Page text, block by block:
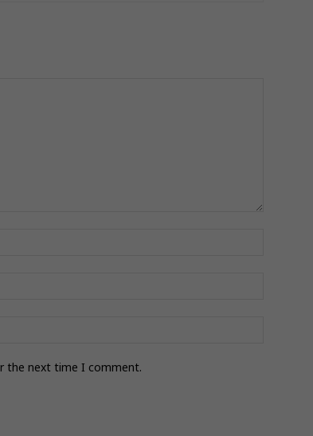
the next time I comment.